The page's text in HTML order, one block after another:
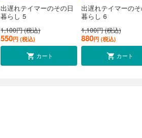
出遅れテイマーのその日
暮らし 5
1,100円 (税込)
550円 (税込)
カート
出遅れテイマーの
暮らし 6
1,100円 (税込)
880円 (税込)
カート